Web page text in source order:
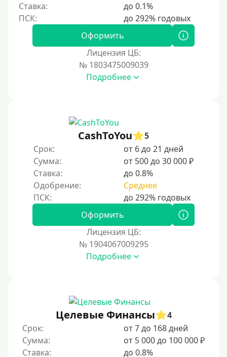
Ставка:
до 0.1%
Оформить
Лицензия ЦБ:
№ 1803475009039
Подробнее
CashToYou
5
Срок:
от 6 до 21 дней
Сумма:
от 500 до 30 000 ₽
Ставка:
до 0.8%
Одобрение:
Среднее
Оформить
Лицензия ЦБ:
№ 1904067009295
Подробнее
Целевые Финансы
4
Срок:
от 7 до 168 дней
Сумма:
от 5 000 до 100 000 ₽
Ставка:
до 0.8%